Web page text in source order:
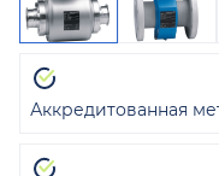
Аккредитованная